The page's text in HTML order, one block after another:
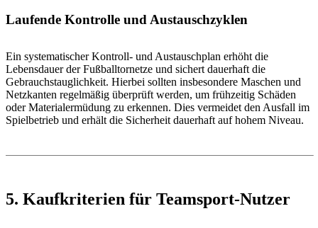
Laufende Kontrolle und Austauschzyklen
Ein systematischer Kontroll- und Austauschplan erhöht die
Lebensdauer der Fußballtornetze und sichert dauerhaft die
Gebrauchstauglichkeit. Hierbei sollten insbesondere Maschen und
Netzkanten regelmäßig überprüft werden, um frühzeitig Schäden
oder Materialermüdung zu erkennen. Dies vermeidet den Ausfall im
Spielbetrieb und erhält die Sicherheit dauerhaft auf hohem Niveau.
5. Kaufkriterien für Teamsport-Nutzer